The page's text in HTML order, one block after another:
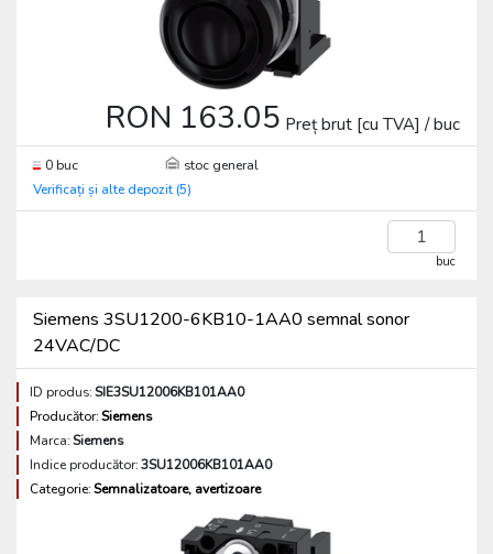
RON 163.05 Preț brut [cu TVA] / buc
0 buc
stoc general
Verificați și alte depozit (5)
buc
Siemens 3SU1200-6KB10-1AA0 semnal sonor
24VAC/DC
ID produs:SIE3SU12006KB101AA0
Producător:Siemens
Marca:Siemens
Indice producător:3SU12006KB101AA0
Categorie:Semnalizatoare, avertizoare